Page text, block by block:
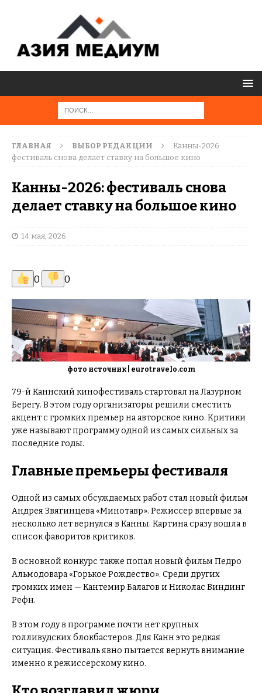
ГЛАВНАЯ ВЫБОР РЕДАКЦИИ
Канны-2026:
фестиваль снова делает ставку на большое кино
Канны-2026: фестиваль снова
делает ставку на большое кино
14 мая, 2026
0 0
фото источник | eurotravelo.com
79-й Каннский кинофестиваль стартовал на Лазурном
Берегу. В этом году организаторы решили сместить
акцент с громких премьер на авторское кино. Критики
уже называют программу одной из самых сильных за
последние годы.
Главные премьеры фестиваля
Одной из самых обсуждаемых работ стал новый фильм
Андрея Звягинцева «Минотавр». Режиссер впервые за
несколько лет вернулся в Канны. Картина сразу вошла в
список фаворитов критиков.
В основной конкурс также попал новый фильм Педро
Альмодовара «Горькое Рождество». Среди других
громких имен — Кантемир Балагов и Николас Виндинг
Рефн.
В этом году в программе почти нет крупных
голливудских блокбастеров. Для Канн это редкая
ситуация. Фестиваль явно пытается вернуть внимание
именно к режиссерскому кино.